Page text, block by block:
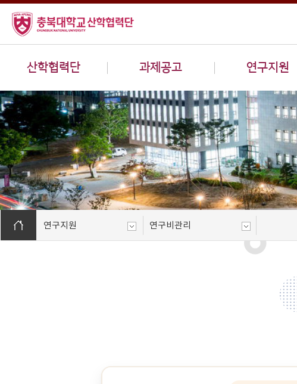
산학협력단 과제공고 연구지원
연구지원 연구비관리